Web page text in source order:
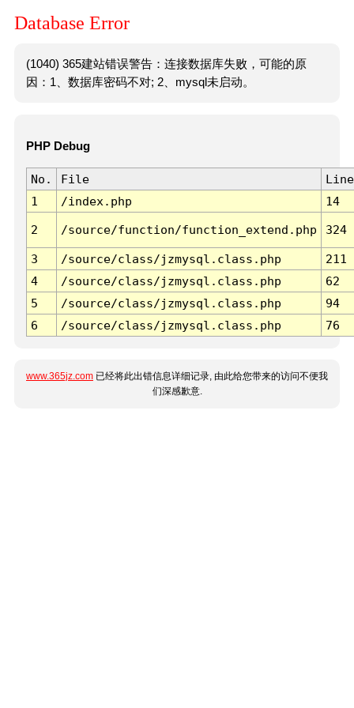
Database Error
(1040) 365建站错误警告：连接数据库失败，可能的原
因：1、数据库密码不对; 2、mysql未启动。
PHP Debug
No. File
Line
1
/index.php 14
2 /source/function/function_extend.php 324
3 /source/class/jzmysql.class.php
211
4
/source/class/jzmysql.class.php
62
5
/source/class/jzmysql.class.php
94
6
/source/class/jzmysql.class.php 76
www.365jz.com 已经将此出错信息详细记录, 由此给您带来的访问不便我
们深感歉意.